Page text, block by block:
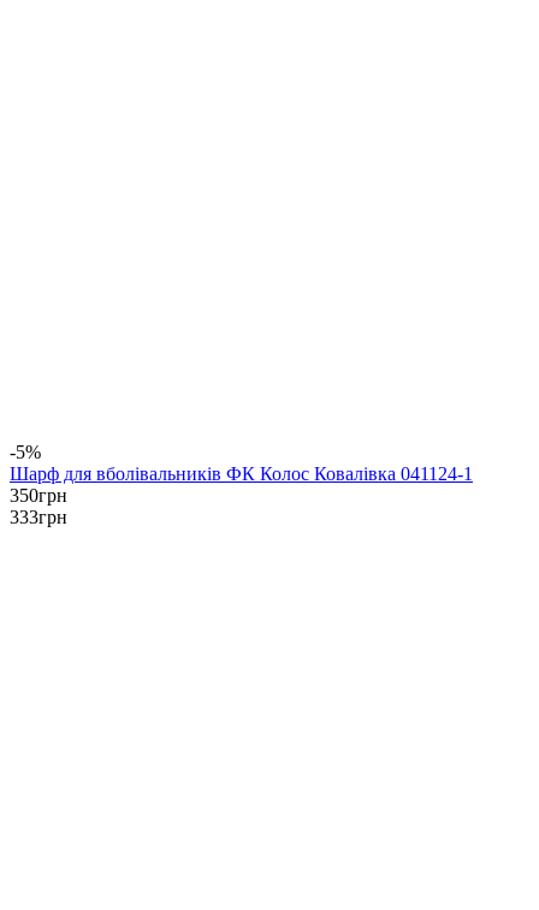
-5%
Шарф для вболівальників ФК Колос Ковалівка 041124-1
350грн
333грн